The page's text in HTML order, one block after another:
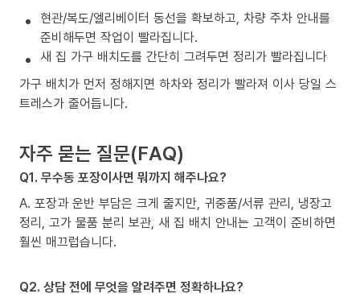
현관/복도/엘리베이터 동선을 확보하고, 차량 주차 안내를
준비해두면 작업이 빨라집니다.
새 집 가구 배치도를 간단히 그려두면 정리가 빨라집니다
가구 배치가 먼저 정해지면 하차와 정리가 빨라져 이사 당일 스
트레스가 줄어듭니다.
자주 묻는 질문(FAQ)
Q1. 무수동 포장이사면 뭐까지 해주나요?
A. 포장과 운반 부담은 크게 줄지만, 귀중품/서류 관리, 냉장고
정리, 고가 물품 분리 보관, 새 집 배치 안내는 고객이 준비하면
훨씬 매끄럽습니다.
Q2. 상담 전에 무엇을 알려주면 정확하나요?